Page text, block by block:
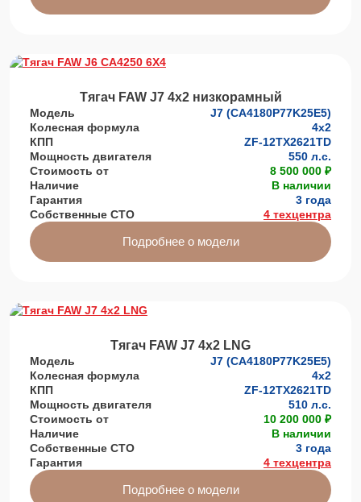
Тягач FAW J7 4х2 низкорамный
Модель
J7 (CA4180P77K25E5)
Колесная формула
4x2
КПП
ZF-12TX2621TD
Мощность двигателя
550 л.с.
Стоимость от
8 500 000 ₽
Наличие
В наличии
Гарантия
3 года
Собственные СТО
4 техцентра
Подробнее о модели
Тягач FAW J7 4х2 LNG
Модель
J7 (CA4180P77K25E5)
Колесная формула
4x2
КПП
ZF-12TX2621TD
Мощность двигателя
510 л.с.
Стоимость от
10 200 000 ₽
Наличие
В наличии
Собственные СТО
3 года
Гарантия
4 техцентра
Подробнее о модели